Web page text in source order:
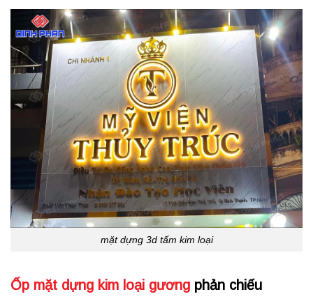
mặt dựng 3d tấm kim loại
Ốp mặt dựng kim loại gương phản chiếu